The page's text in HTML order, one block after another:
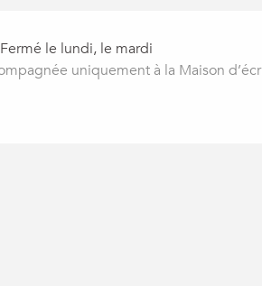
le lundi, le mardi
uniquement à la Maison